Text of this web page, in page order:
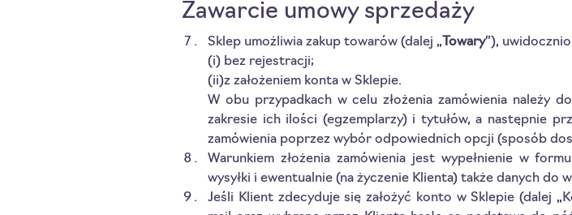
Zawarcie umowy sprzedaży
Sklep umożliwia zakup towarów (dalej „ Towary”),
(i) bez rejestracji;
(ii)z założeniem konta w Sklepie.
W obu przypadkach w celu złożenia zamówienia należy
zakresie ich ilości (egzemplarzy) i tytułów, a następnie
zamówienia poprzez wybór odpowiednich opcji (sposób
Warunkiem złożenia zamówienia jest wypełnienie w
wysyłki i ewentualnie (na życzenie Klienta) także danych do
Jeśli Klient zdecyduje się założyć konto w Sklepie (dalej